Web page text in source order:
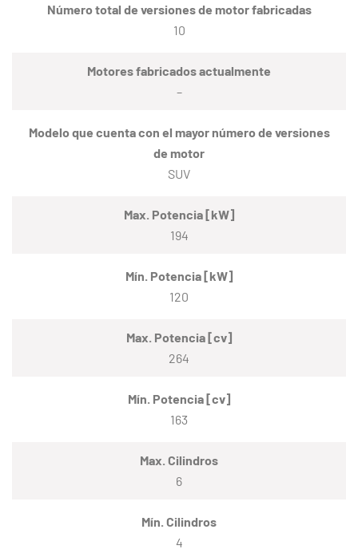
Número total de versiones de motor fabricadas
10
Motores fabricados actualmente
–
Modelo que cuenta con el mayor número de versiones
de motor
SUV
Max. Potencia [kW]
194
Mín. Potencia [kW]
120
Max. Potencia [cv]
264
Mín. Potencia [cv]
163
Max. Cilindros
6
Mín. Cilindros
4